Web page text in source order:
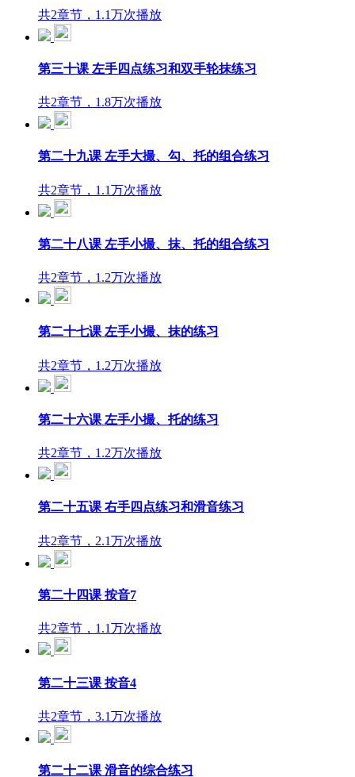
共2章节，1.1万次播放
第三十课 左手四点练习和双手轮抹练习
共2章节，1.8万次播放
第二十九课 左手大撮、勾、托的组合练习
共2章节，1.1万次播放
第二十八课 左手小撮、抹、托的组合练习
共2章节，1.2万次播放
第二十七课 左手小撮、抹的练习
共2章节，1.2万次播放
第二十六课 左手小撮、托的练习
共2章节，1.2万次播放
第二十五课 右手四点练习和滑音练习
共2章节，2.1万次播放
第二十四课 按音7
共2章节，1.1万次播放
第二十三课 按音4
共2章节，3.1万次播放
第二十二课 滑音的综合练习